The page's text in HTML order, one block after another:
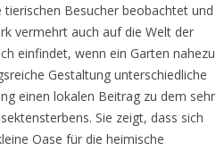
Besucher beobachtet und
vermehrt auch auf die Welt der
einfindet, wenn ein Garten nahezu
Gestaltung unterschiedliche
einen lokalen Beitrag zu dem sehr
Sie zeigt, dass sich
Oase für die heimische